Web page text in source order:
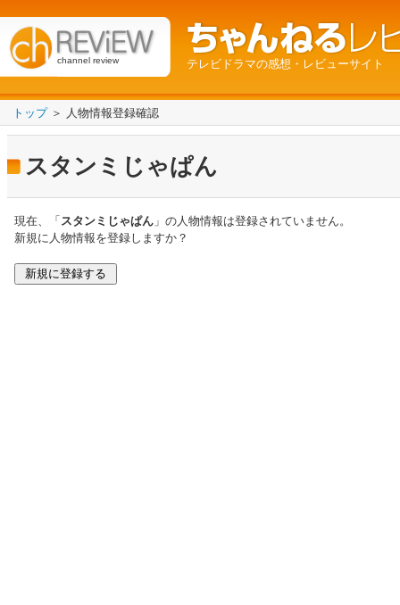
channel review テレビドラマの感想・レビューサイト
トップ＞ 人物情報登録確認
スタンミじゃぱん
現在、「 スタンミじゃぱん 」の人物情報は登録されていません。
新規に人物情報を登録しますか？